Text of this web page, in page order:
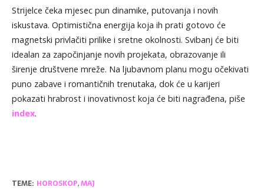
Strijelce čeka mjesec pun dinamike, putovanja i novih
iskustava. Optimistična energija koja ih prati gotovo će
magnetski privlačiti prilike i sretne okolnosti. Svibanj će biti
idealan za započinjanje novih projekata, obrazovanje ili
širenje društvene mreže. Na ljubavnom planu mogu očekivati
puno zabave i romantičnih trenutaka, dok će u karijeri
pokazati hrabrost i inovativnost koja će biti nagrađena, piše
index.
TEME: HOROSKOP,MAJ